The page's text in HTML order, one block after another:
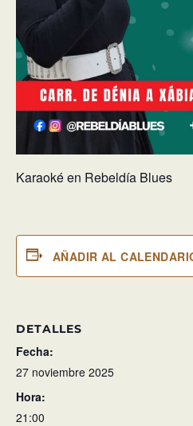
Karaoké en Rebeldía Blues
AÑADIR AL
DETALLES
Fecha:
27 noviembre 2025
Hora:
21:00